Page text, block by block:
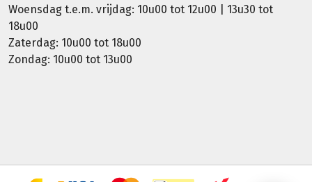
Woensdag t.e.m. vrijdag: 10u00 tot 12u00 | 13u30 tot
18u00
Zaterdag: 10u00 tot 18u00
Zondag: 10u00 tot 13u00